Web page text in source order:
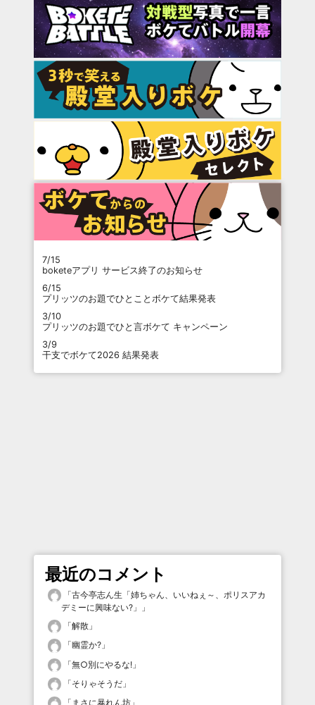
7/15
boketeアプリ サービス終了のお知らせ
6/15
プリッツのお題でひとことボケて結果発表
3/10
プリッツのお題でひと言ボケて キャンペーン
3/9
干支でボケて2026 結果発表
最近のコメント
「古今亭志ん生「姉ちゃん、いいねぇ～、ポリスアカ
デミーに興味ない?」
」
「解散 」
「幽霊か? 」
「無○別にやるな! 」
「そりゃそうだ 」
「 まさに暴れん坊 」